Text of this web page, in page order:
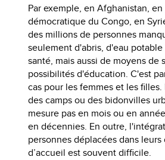
Par exemple, en Afghanistan,
démocratique du Congo, en
des millions de personnes
seulement d'abris, d'eau
santé, mais aussi de moyens de
possibilités d'éducation. C'est
cas pour les femmes et les
des camps ou des bidonvilles
mesure pas en mois ou en
en décennies. En outre,
personnes déplacées dans
d’accueil est souvent difficile.